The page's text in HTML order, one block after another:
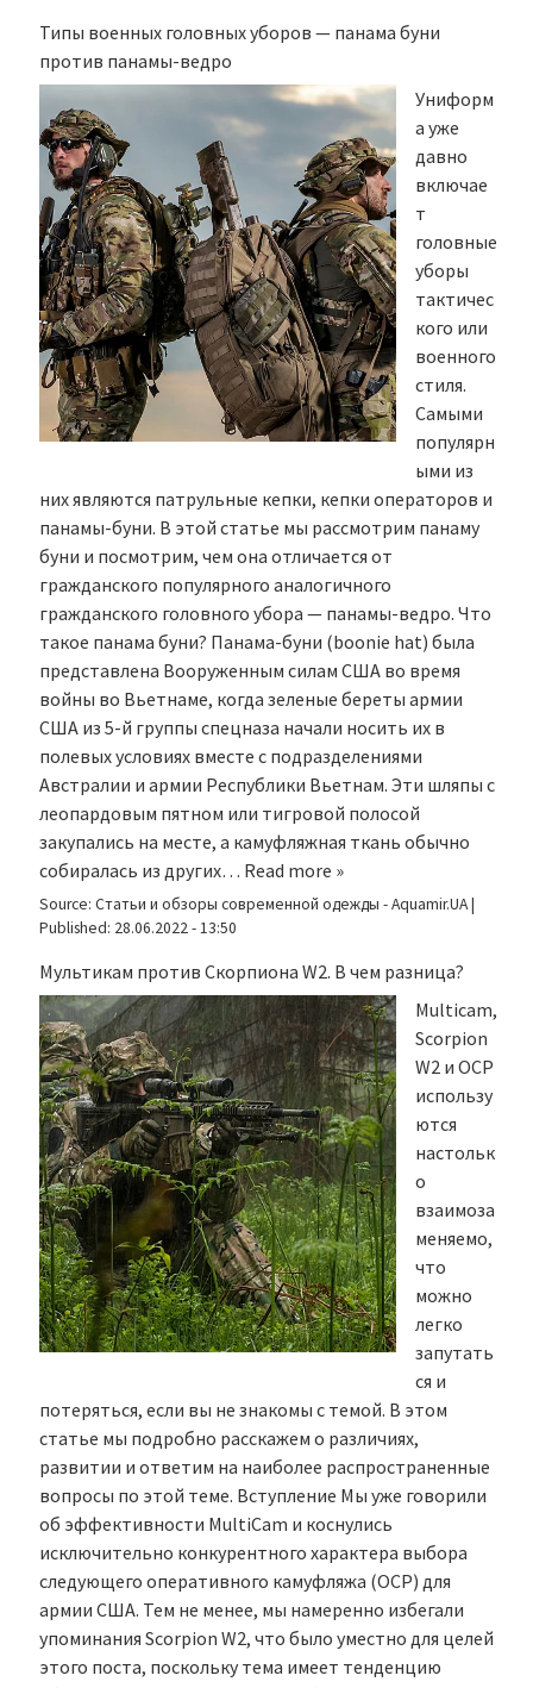
Типы военных головных уборов — панама буни
против панамы-ведро
Униформ
а уже
давно
включае
т
головные
уборы
тактичес
кого или
военного
стиля.
Самыми
популярн
ыми из
них являются патрульные кепки, кепки операторов и
панамы-буни. В этой статье мы рассмотрим панаму
буни и посмотрим, чем она отличается от
гражданского популярного аналогичного
гражданского головного убора — панамы-ведро. Что
такое панама буни? Панама-буни (boonie hat) была
представлена Вооруженным силам США во время
войны во Вьетнаме, когда зеленые береты армии
США из 5-й группы спецназа начали носить их в
полевых условиях вместе с подразделениями
Австралии и армии Республики Вьетнам. Эти шляпы с
леопардовым пятном или тигровой полосой
закупались на месте, а камуфляжная ткань обычно
собиралась из других… Read more »
Source: Статьи и обзоры современной одежды - Aquamir.UA|
Published: 28.06.2022 - 13:50
Мультикам против Скорпиона W2. В чем разница?
Multicam,
Scorpion
W2 и OCP
использу
ются
настольк
о
взаимоза
меняемо,
что
можно
легко
запутать
ся и
потеряться, если вы не знакомы с темой. В этом
статье мы подробно расскажем о различиях,
развитии и ответим на наиболее распространенные
вопросы по этой теме. Вступление Мы уже говорили
об эффективности MultiCam и коснулись
исключительно конкурентного характера выбора
следующего оперативного камуфляжа (OCP) для
армии США. Тем не менее, мы намеренно избегали
упоминания Scorpion W2, что было уместно для целей
этого поста, поскольку тема имеет тенденцию